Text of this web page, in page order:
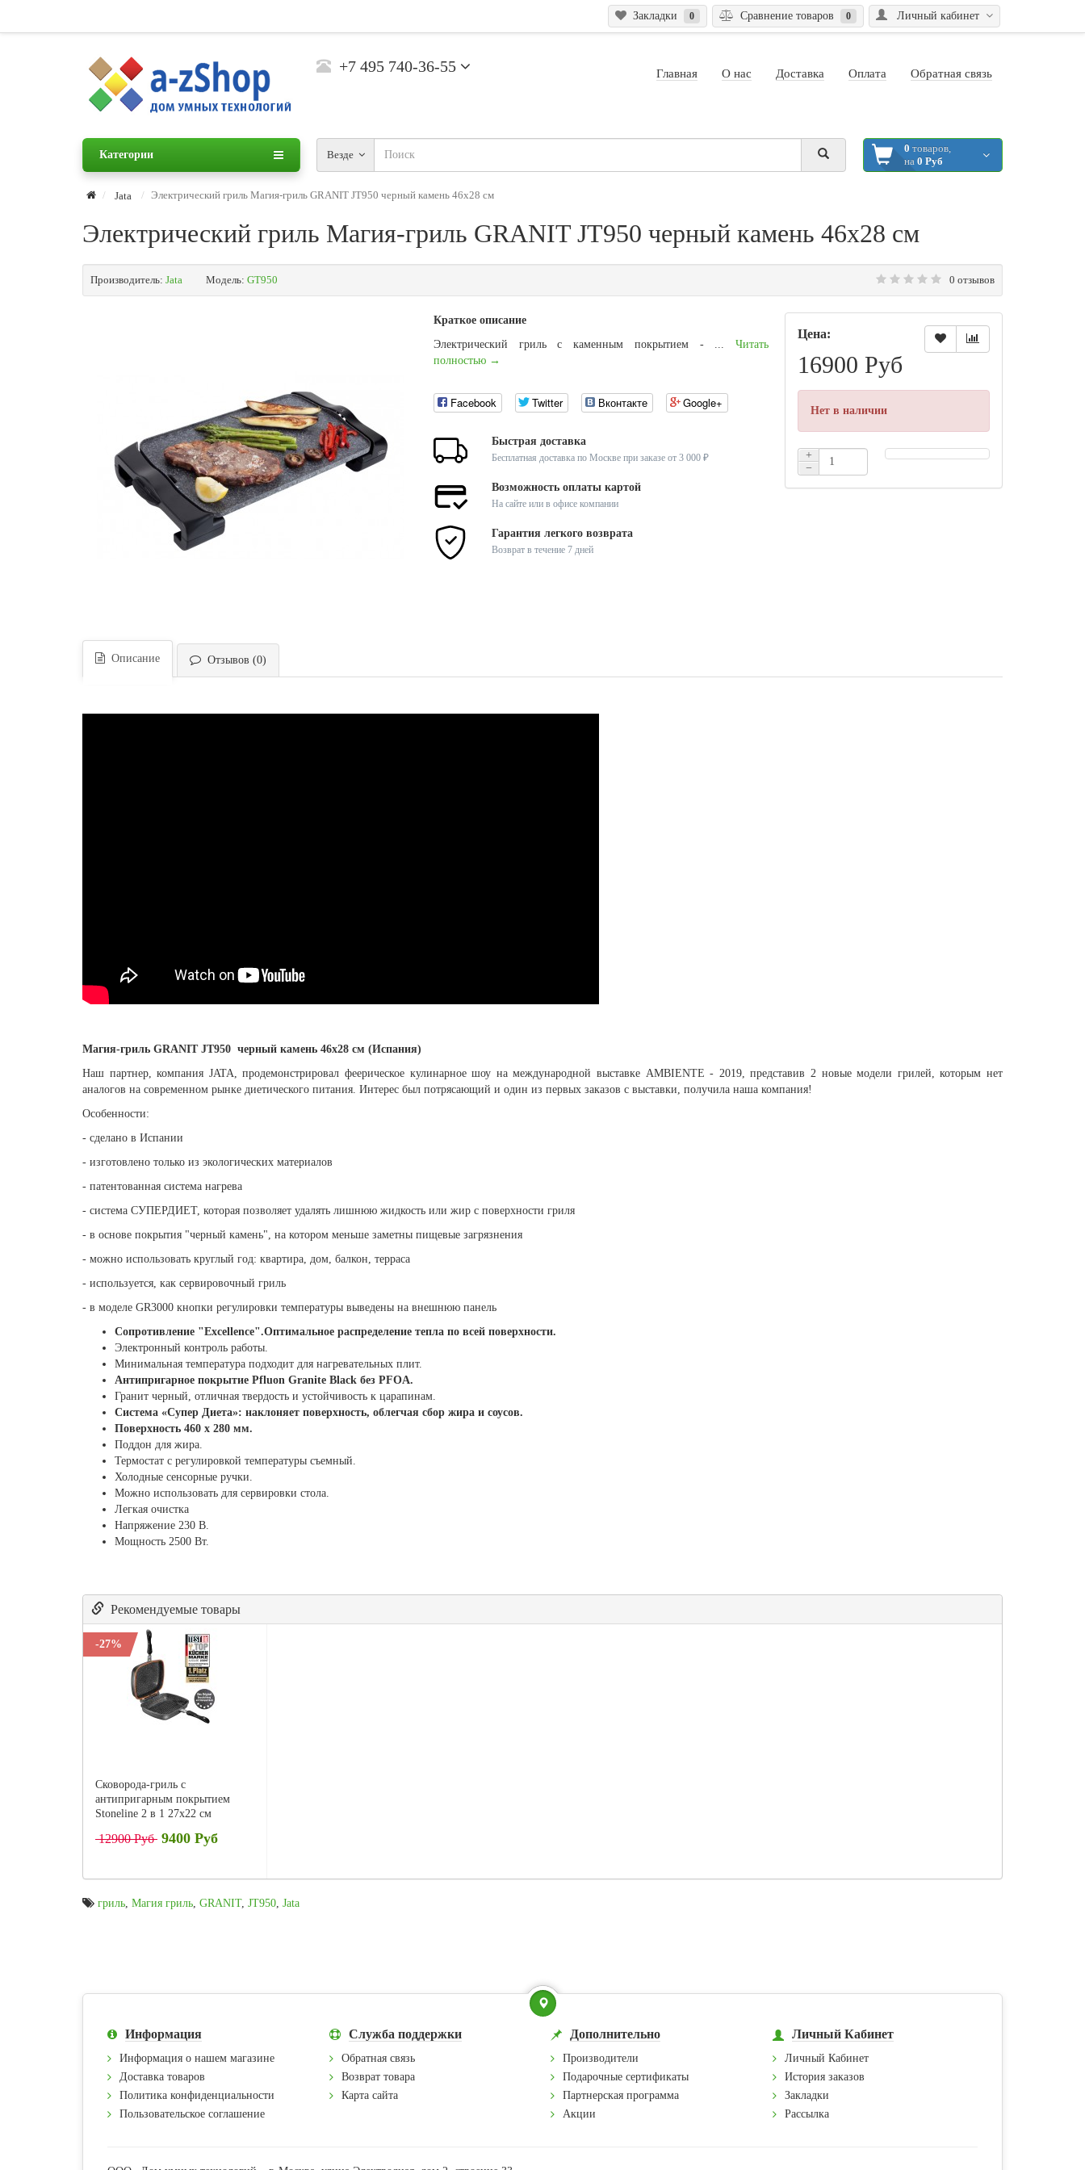
Личный кабинет
Закладки 0 Сравнение товаров 0
+7 495 740-36-55 Главная О нас Доставка Оплата Обратная связь
Везде
0 товаров,
на 0 Руб
Категории
Jata Электрический гриль Магия-гриль GRANIT JT950 черный камень 46х28 см
Электрический гриль Магия-гриль GRANIT JT950 черный камень 46х28 см
Производитель: Jata Модель: GT950 0 отзывов
Краткое описание
Электрический гриль с каменным покрытием - ... Читать
полностью →
Facebook Twitter Вконтакте Google+
Быстрая доставка
Бесплатная доставка по Москве при заказе от 3 000 ₽
Возможность оплаты картой
На сайте или в офисе компании
Гарантия легкого возврата
Возврат в течение 7 дней
Цена:
16900 Руб
Нет в наличии
+
−
Описание Отзывов (0)
Магия-гриль GRANIT JT950 черный камень 46х28 см (Испания)
Наш партнер, компания JATA, продемонстрировал феерическое кулинарное шоу на международной выставке AMBIENTE - 2019, представив 2 новые модели грилей, которым нет
аналогов на современном рынке диетического питания. Интерес был потрясающий и один из первых заказов с выставки, получила наша компания!
Особенности:
- сделано в Испании
- изготовлено только из экологических материалов
- патентованная система нагрева
- система СУПЕРДИЕТ, которая позволяет удалять лишнюю жидкость или жир с поверхности гриля
- в основе покрытия "черный камень", на котором меньше заметны пищевые загрязнения
- можно использовать круглый год: квартира, дом, балкон, терраса
- используется, как сервировочный гриль
- в моделе GR3000 кнопки регулировки температуры выведены на внешнюю панель
Сопротивление "Excellence".Оптимальное распределение тепла по всей поверхности.
Электронный контроль работы.
Минимальная температура подходит для нагревательных плит.
Антипригарное покрытие Pfluon Granite Black без PFOA.
Гранит черный, отличная твердость и устойчивость к царапинам.
Система «Супер Диета»: наклоняет поверхность, облегчая сбор жира и соусов.
Поверхность 460 х 280 мм.
Поддон для жира.
Термостат с регулировкой температуры съемный.
Холодные сенсорные ручки.
Можно использовать для сервировки стола.
Легкая очистка
Напряжение 230 В.
Мощность 2500 Вт.
Рекомендуемые товары
-27%
Сковорода-гриль с
антипригарным покрытием
Stoneline 2 в 1 27х22 см
12900 Руб 9400 Руб
гриль, Магия гриль, GRANIT, JT950, Jata
Информация
Информация о нашем магазине
Доставка товаров
Политика конфиденциальности
Пользовательское соглашение
Служба поддержки
Обратная связь
Возврат товара
Карта сайта
Дополнительно
Производители
Подарочные сертификаты
Партнерская программа
Акции
Личный Кабинет
Личный Кабинет
История заказов
Закладки
Рассылка